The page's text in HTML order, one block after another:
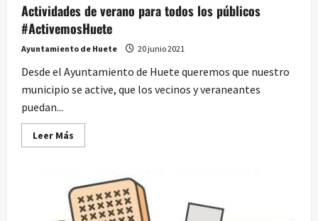
Actividades de verano para todos los públicos
#ActivemosHuete
Ayuntamiento de Huete 20 junio 2021
Desde el Ayuntamiento de Huete queremos que nuestro
municipio se active, que los vecinos y veraneantes
puedan...
Leer Más
más
Actividades
de
verano
para
todos